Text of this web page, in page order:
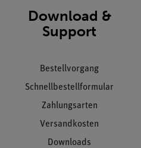
Download &
Support
Bestellvorgang
Schnellbestellformular
Zahlungsarten
Versandkosten
Downloads